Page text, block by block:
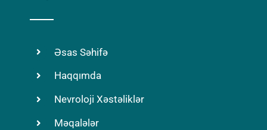
Əsas Səhifə
Haqqımda
Nevroloji Xəstəliklər
Məqalələr